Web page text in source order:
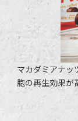
マカダミアナッ
胞の再生効果が